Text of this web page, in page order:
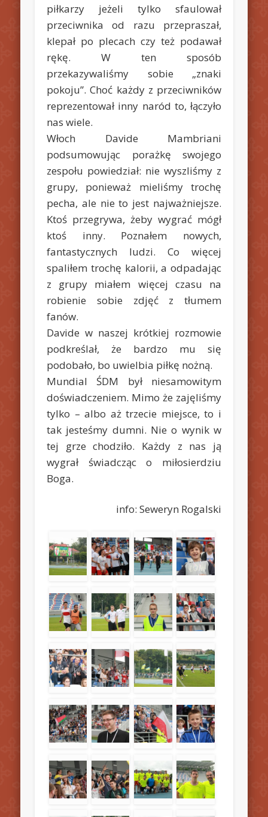
piłkarzy jeżeli tylko sfaulował
przeciwnika od razu przepraszał,
klepał po plecach czy też podawał
rękę. W ten sposób
przekazywaliśmy sobie „znaki
pokoju”. Choć każdy z przeciwników
reprezentował inny naród to, łączyło
nas wiele.
Włoch Davide Mambriani
podsumowując porażkę swojego
zespołu powiedział: nie wyszliśmy z
grupy, ponieważ mieliśmy trochę
pecha, ale nie to jest najważniejsze.
Ktoś przegrywa, żeby wygrać mógł
ktoś inny. Poznałem nowych,
fantastycznych ludzi. Co więcej
spaliłem trochę kalorii, a odpadając
z grupy miałem więcej czasu na
robienie sobie zdjęć z tłumem
fanów.
Davide w naszej krótkiej rozmowie
podkreślał, że bardzo mu się
podobało, bo uwielbia piłkę nożną.
Mundial ŚDM był niesamowitym
doświadczeniem. Mimo że zajęliśmy
tylko – albo aż trzecie miejsce, to i
tak jesteśmy dumni. Nie o wynik w
tej grze chodziło. Każdy z nas ją
wygrał świadcząc o miłosierdziu
Boga.
info: Seweryn Rogalski